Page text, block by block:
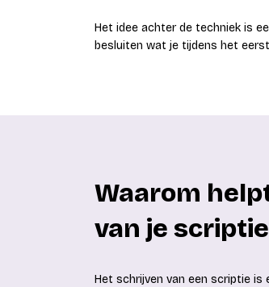
Het idee achter de techniek is
besluiten wat je tijdens het
Waarom
van je
Het schrijven van een scriptie